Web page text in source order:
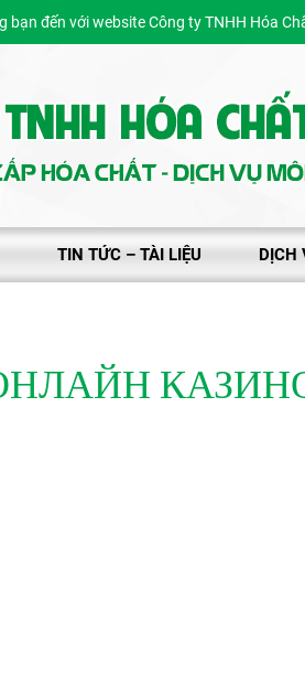
đến với website Công ty TNHH Hóa Chất
TIN TỨC – TÀI LIỆU DỊCH